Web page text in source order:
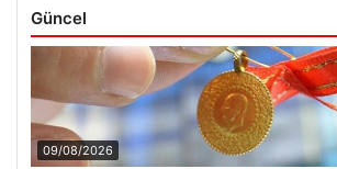
Güncel
09/08/2026